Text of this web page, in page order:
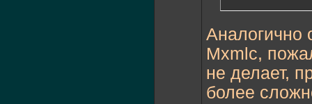
Аналогично
Mxmlc,
не делает,
более